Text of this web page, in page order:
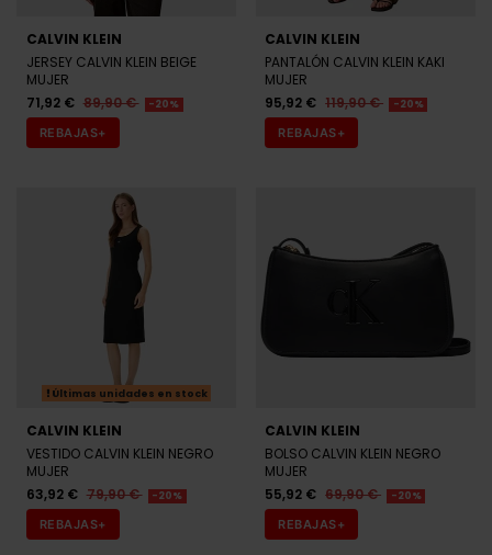
CALVIN KLEIN
JERSEY CALVIN KLEIN BEIGE
MUJER
71,92 € 89,90 € -20%
REBAJAS+
CALVIN KLEIN
PANTALÓN CALVIN KLEIN KAKI
MUJER
95,92 € 119,90 € -20%
REBAJAS+
Últimas unidades en stock
CALVIN KLEIN
VESTIDO CALVIN KLEIN NEGRO
MUJER
63,92 € 79,90 € -20%
REBAJAS+
CALVIN KLEIN
BOLSO CALVIN KLEIN NEGRO
MUJER
55,92 € 69,90 € -20%
REBAJAS+